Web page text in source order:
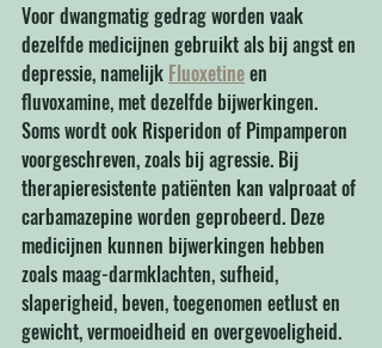
Voor dwangmatig gedrag worden vaak
dezelfde medicijnen gebruikt als bij angst en
depressie, namelijk Fluoxetine en
fluvoxamine, met dezelfde bijwerkingen.
Soms wordt ook Risperidon of Pimpamperon
voorgeschreven, zoals bij agressie. Bij
therapieresistente patiënten kan valproaat of
carbamazepine worden geprobeerd. Deze
medicijnen kunnen bijwerkingen hebben
zoals maag-darmklachten, sufheid,
slaperigheid, beven, toegenomen eetlust en
gewicht, vermoeidheid en overgevoeligheid.